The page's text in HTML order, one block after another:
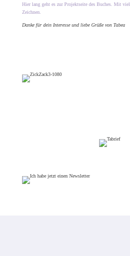
WordPress Cookie Plugin von Real Cookie Banner